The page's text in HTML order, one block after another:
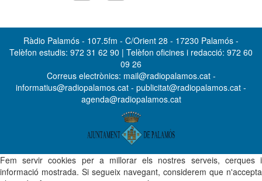
Ràdio Palamós - 107.5fm - C/Orient 28 - 17230 Palamós -
Telèfon estudis: 972 31 62 90 | Telèfon oficines i redacció: 972 60
09 26
Correus electrònics: mail@radiopalamos.cat -
informatius@radiopalamos.cat - publicitat@radiopalamos.cat -
agenda@radiopalamos.cat
Fem servir cookies per a millorar els nostres serveis, cerques i
informació mostrada. Si segueix navegant, considerem que n'accepta